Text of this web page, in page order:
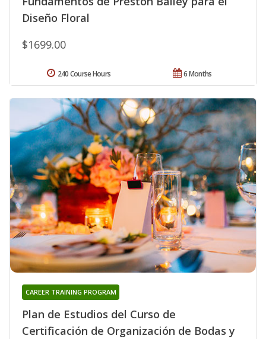
Diseño Floral
$1699.00
6 Months
240 Course Hours
Plan de Estudios del Curso de
Certificación de Organización de Bodas y
CAREER TRAINING PROGRAM